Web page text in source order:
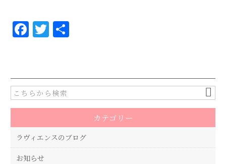
F
a
e
b
o
o
k
T
w
te
r
カテゴリー
ラヴィエンスのブログ
お知らせ